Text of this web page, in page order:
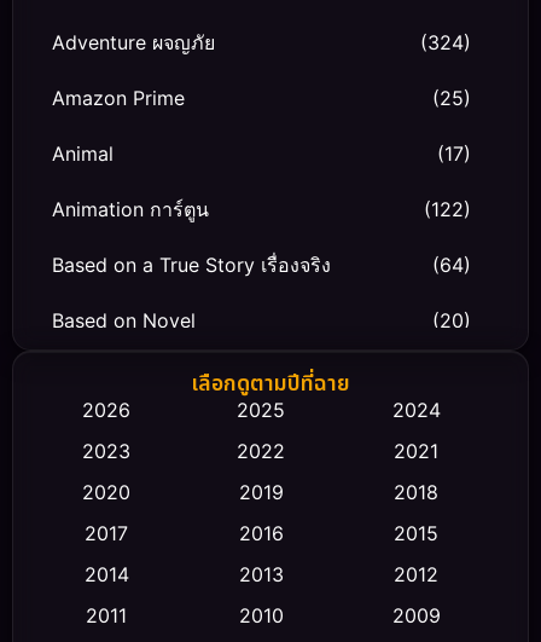
Adventure ผจญภัย (324)
Amazon Prime (25)
Animal (17)
Animation การ์ตูน (122)
Based on a True Story เรื่องจริง (64)
Based on Novel (20)
Biography ชีวิตจริง
Classic หนังคลาสสิก (23)
Comedy ตลก (479)
เลือกดูตามปีที่ฉาย
2026 2025
2024
2023
2022
2021
2020
2019
2018
2017
2016
2015
2014
2013
2012
2011
2010
2009